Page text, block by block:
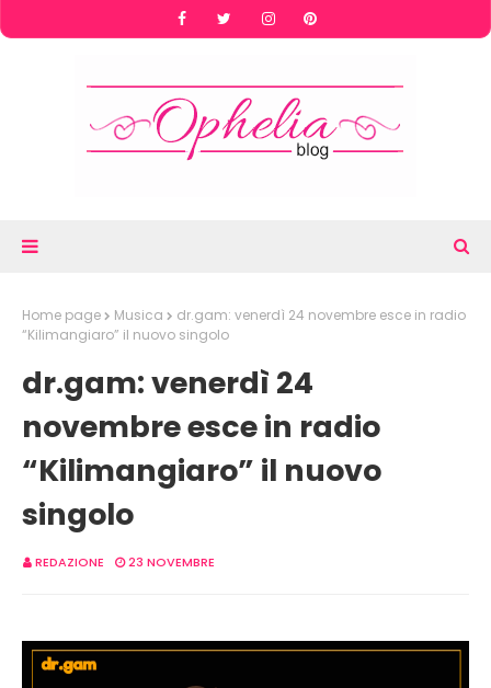
Home page Musica
dr.gam: venerdì 24 novembre esce in radio
“Kilimangiaro” il nuovo singolo
dr.gam: venerdì 24
novembre esce in radio
“Kilimangiaro” il nuovo
singolo
REDAZIONE 23 NOVEMBRE